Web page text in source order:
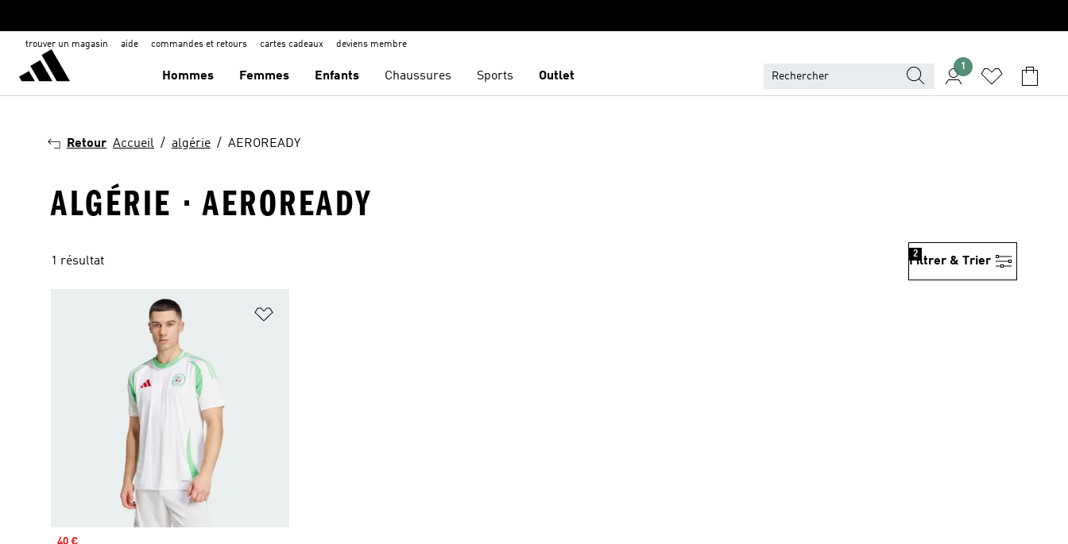
trouver un magasin aide commandes et retours cartes cadeaux deviens membre
Hommes Femmes Enfants Chaussures Sports Outlet
1
Retour Accueil algérie AEROREADY
ALGÉRIE · AEROREADY
1 résultat Filtrer & Trier
2
Prix soldé
40 €